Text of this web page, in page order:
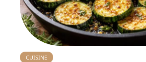
CUISINE